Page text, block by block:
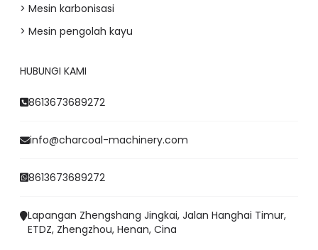
> Mesin karbonisasi
> Mesin pengolah kayu
HUBUNGI KAMI
8613673689272
info@charcoal-machinery.com
8613673689272
Lapangan Zhengshang Jingkai, Jalan Hanghai Timur,
ETDZ, Zhengzhou, Henan, Cina